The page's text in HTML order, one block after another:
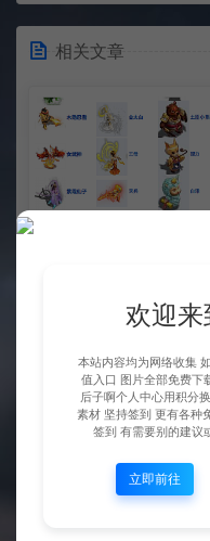
相关文章
欢迎
本站内容均为网络收集
值入口 图片全部免费下
后子啊个人中心用积分
素材 坚持签到 更有各种
签到 有需要别的建
立即前往